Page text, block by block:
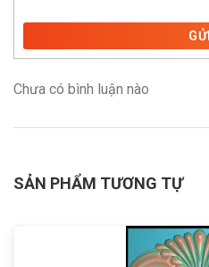
GỬI
Chưa có bình luận nào
SẢN PHẨM TƯƠNG TỰ